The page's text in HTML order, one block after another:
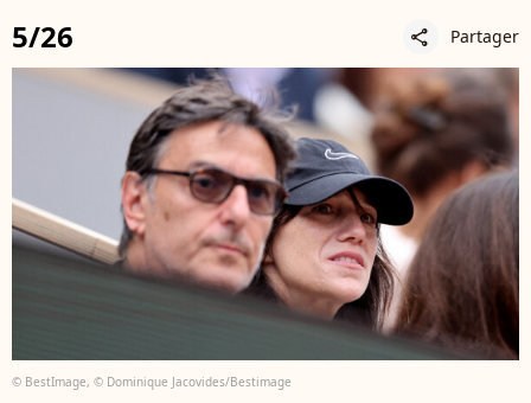
5/26 share Partager
© BestImage, © Dominique Jacovides/Bestimage